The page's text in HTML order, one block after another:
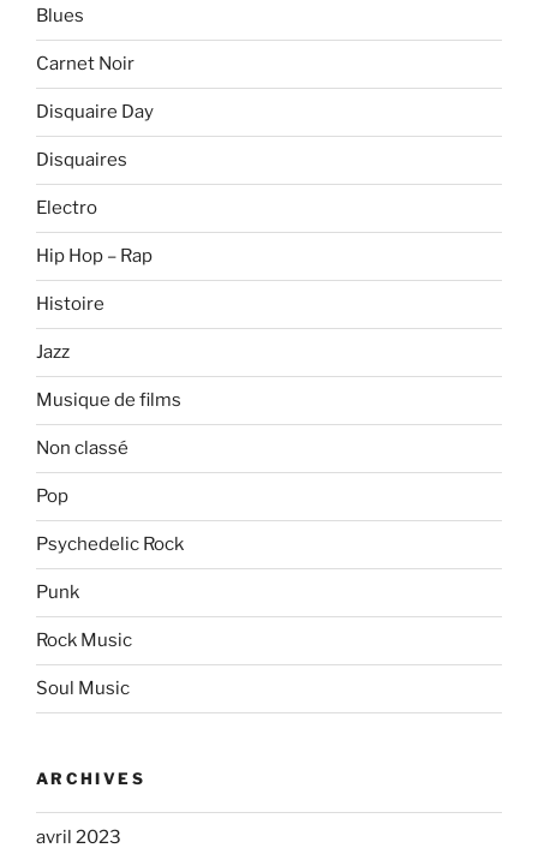
Blues
Carnet Noir
Disquaire Day
Disquaires
Electro
Hip Hop – Rap
Histoire
Jazz
Musique de films
Non classé
Pop
Psychedelic Rock
Punk
Rock Music
Soul Music
ARCHIVES
avril 2023